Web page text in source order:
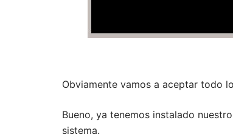
Obviamente vamos a aceptar todo
Bueno, ya tenemos instalado
sistema.